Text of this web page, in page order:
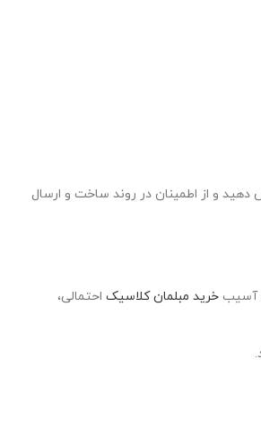
و از اطمینان در روند ساخت و ارسال
آسیب خرید مبلمان کلاسیک احتمالی،